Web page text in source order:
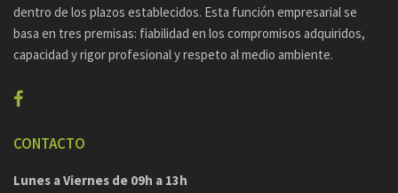
dentro de los plazos establecidos. Esta función empresarial se
basa en tres premisas: fiabilidad en los compromisos adquiridos,
capacidad y rigor profesional y respeto al medio ambiente.
CONTACTO
Lunes a Viernes de 09h a 13h